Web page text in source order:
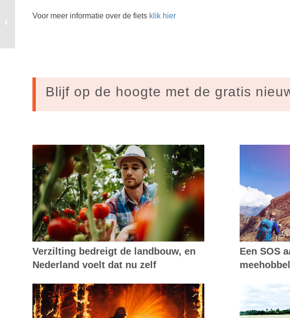
Voor meer informatie over de fiets klik hier
Blijf op de hoogte met de gratis
Verzilting bedreigt de landbouw, en
Nederland voelt dat nu zelf
Een SOS
Moderne energiebesparing in